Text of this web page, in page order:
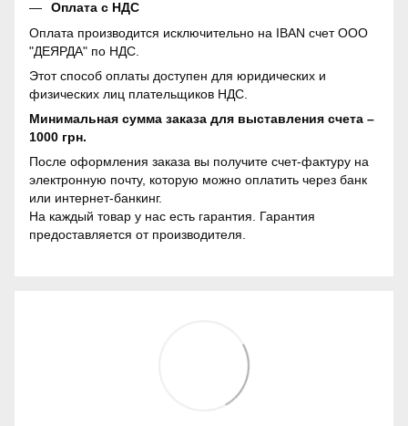
Оплата с НДС
Оплата производится исключительно на IBAN счет ООО
"ДЕЯРДА" по НДС.
Этот способ оплаты доступен для юридических и
физических лиц плательщиков НДС.
Минимальная сумма заказа для выставления счета –
1000 грн.
После оформления заказа вы получите счет-фактуру на
электронную почту, которую можно оплатить через банк
или интернет-банкинг.
На каждый товар у нас есть гарантия. Гарантия
предоставляется от производителя.